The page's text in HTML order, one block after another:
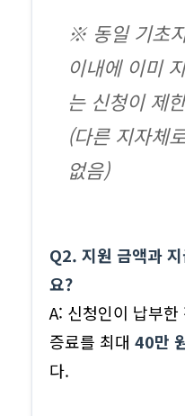
※ 동일 기초
이내에 이미
는 신청이 제
(다른 지자체
없음)
Q2. 지원 금액과
요?
A: 신청인이 납부
증료를 최대40만
다.